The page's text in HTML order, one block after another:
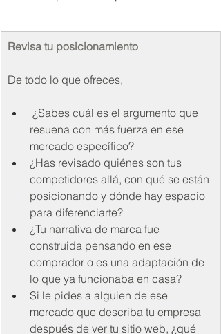
Revisa tu posicionamiento
De todo lo que ofreces,
resuena con más fuerza en ese
mercado específico?
¿Has revisado quiénes son tus
competidores allá, con qué se están
posicionando y dónde hay espacio
para diferenciarte?
¿Tu narrativa de marca fue
construida pensando en ese
comprador o es una adaptación de
lo que ya funcionaba en casa?
Si le pides a alguien de ese
mercado que describa tu empresa
después de ver tu sitio web, ¿qué